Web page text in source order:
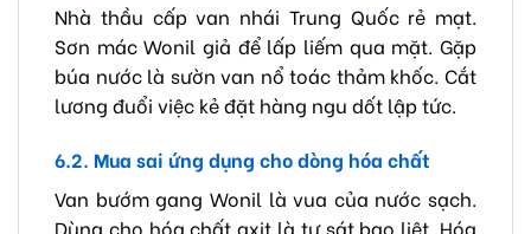
Nhà thầu cấp van nhái Trung Quốc rẻ mạt.
Sơn mác Wonil giả để lấp liếm qua mặt. Gặp
búa nước là sườn van nổ toác thảm khốc. Cắt
lương đuổi việc kẻ đặt hàng ngu dốt lập tức.
6.2. Mua sai ứng dụng cho dòng hóa chất
Van bướm gang Wonil là vua của nước sạch.
Dùng cho hóa chất axit là tự sát bạo liệt. Hóa